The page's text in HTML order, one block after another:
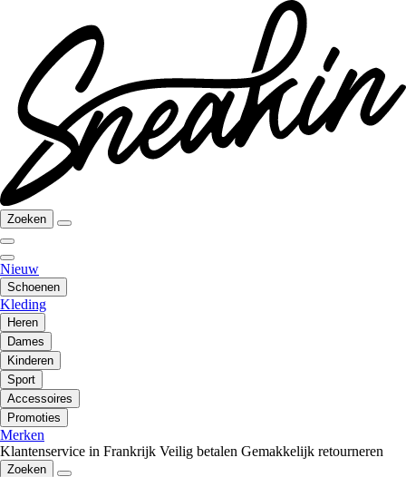
Zoeken
Nieuw
Schoenen
Kleding
Heren
Dames
Kinderen
Sport
Accessoires
Promoties
Merken
Klantenservice in Frankrijk Veilig betalen Gemakkelijk retourneren
Zoeken